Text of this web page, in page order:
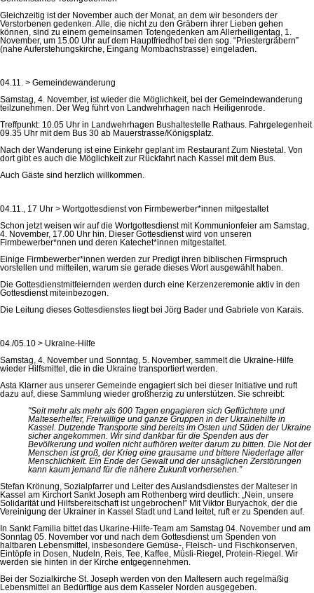
Gleichzeitig ist der November auch der Monat, an dem wir besonders der
Verstorbenen gedenken. Alle, die nicht zu den Gräbern ihrer Lieben gehen
können, sind zu einem gemeinsamen Totengedenken am Allerheiligentag, 1.
November, um 15.00 Uhr auf dem Hauptfriedhof bei den sog. “Priestergräbern”
(nahe Auferstehungskirche, Eingang Mombachstrasse) eingeladen.
04.11. > Gemeindewanderung
Samstag, 4. November, ist wieder die Möglichkeit, bei der Gemeindewanderung
teilzunehmen. Der Weg führt von Landwehrhagen nach Heiligenrode.
Treffpunkt: 10.05 Uhr in Landwehrhagen Bushaltestelle Rathaus. Fahrgelegenheit
09.35 Uhr mit dem Bus 30 ab Mauerstrasse/Königsplatz.
Nach der Wanderung ist eine Einkehr geplant im Restaurant Zum Niestetal. Von
dort gibt es auch die Möglichkeit zur Rückfahrt nach Kassel mit dem Bus.
Auch Gäste sind herzlich willkommen.
04.11., 17 Uhr > Wortgottesdienst von Firmbewerber*innen mitgestaltet
Schon jetzt weisen wir auf die Wortgottesdienst mit Kommunionfeier am Samstag,
4. November, 17.00 Uhr hin. Dieser Gottesdienst wird von unseren
Firmbewerber*nnen und deren Katechet*innen mitgestaltet.
Einige Firmbewerber*innen werden zur Predigt ihren biblischen Firmspruch
vorstellen und mitteilen, warum sie gerade dieses Wort ausgewählt haben.
Die Gottesdienstmitfeiernden werden durch eine Kerzenzeremonie aktiv in den
Gottesdienst miteinbezogen.
Die Leitung dieses Gottesdienstes liegt bei Jörg Bader und Gabriele von Karais.
04./05.10 > Ukraine-Hilfe
Samstag, 4. November und Sonntag, 5. November, sammelt die Ukraine-Hilfe
wieder Hilfsmittel, die in die Ukraine transportiert werden.
Asta Klarner aus unserer Gemeinde engagiert sich bei dieser Initiative und ruft
dazu auf, diese Sammlung wieder großherzig zu unterstützen. Sie schreibt:
"Seit mehr als mehr als 600 Tagen engagieren sich Geflüchtete und
Malteserhelfer, Freiwillige und ganze Gruppen in der Ukrainehilfe in
Kassel. Dutzende Transporte sind bereits im Osten und Süden der Ukraine
sicher angekommen. Wir sind dankbar für die Spenden aus der
Bevölkerung und wollen nicht aufhören weiter darum zu bitten. Die Not der
Menschen ist groß, der Krieg eine grausame und bittere Niederlage aller
Menschlichkeit. Ein Ende der Gewalt und der unsäglichen Zerstörungen
kann kaum jemand für die nähere Zukunft vorhersehen.”
Stefan Krönung, Sozialpfarrer und Leiter des Auslandsdienstes der Malteser in
Kassel am Kirchort Sankt Joseph am Rothenberg wird deutlich: „Nein, unsere
Solidarität und Hilfsbereitschaft ist ungebrochen!” Mit Viktor Buryachok, der die
Vereinigung der Ukrainer in Kassel Stadt und Land leitet, ruft er zu Spenden auf.
In Sankt Familia bittet das Ukarine-Hilfe-Team am Samstag 04. November und am
Sonntag 05. November vor und nach dem Gottesdienst um Spenden von
haltbaren Lebensmittel, insbesondere Gemüse-, Fleisch- und Fischkonserven,
Eintöpfe in Dosen, Nudeln, Reis, Tee, Kaffee, Müsli-Riegel, Protein-Riegel. Wir
werden sie hinten in der Kirche entgegennehmen.
Bei der Sozialkirche St. Joseph werden von den Maltesern auch regelmäßig
Lebensmittel an Bedürftige aus dem Kasseler Norden ausgegeben.